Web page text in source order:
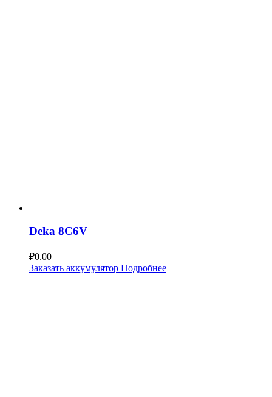
Deka 8C6V
₽0.00
Заказать аккумулятор Подробнее